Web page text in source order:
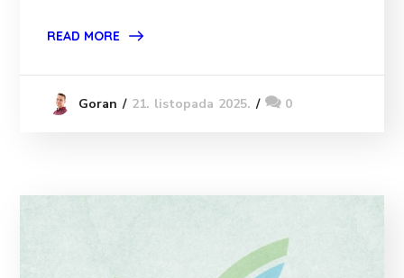
READ MORE
Goran 21. listopada 2025. 0